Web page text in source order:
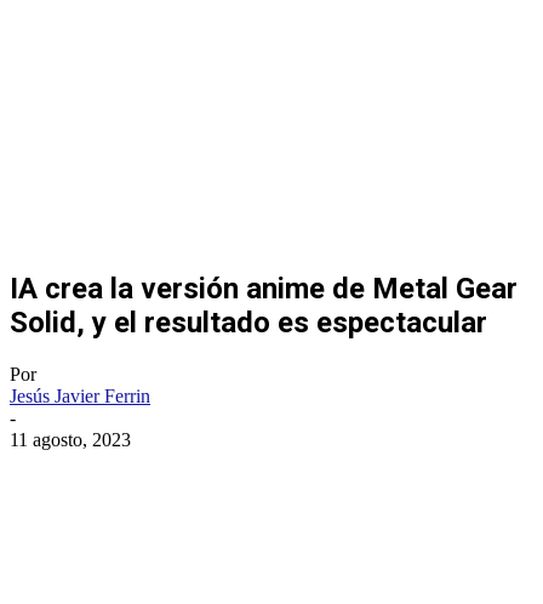
IA crea la versión anime de Metal Gear
Solid, y el resultado es espectacular
Por
Jesús Javier Ferrin
-
11 agosto, 2023